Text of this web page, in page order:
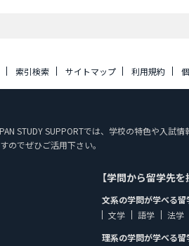
索引検索 サイトマップ 利用規約
STUDY SUPPORTでは、学校の特色や入試
のでぜひご活用下さい。
【学問から留学先
文系の学問が学べる留
文学
語学
法学
理系の学問が学べる留